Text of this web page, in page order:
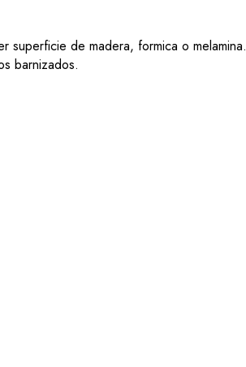
superficie de madera, formica o melamina.
barnizados.